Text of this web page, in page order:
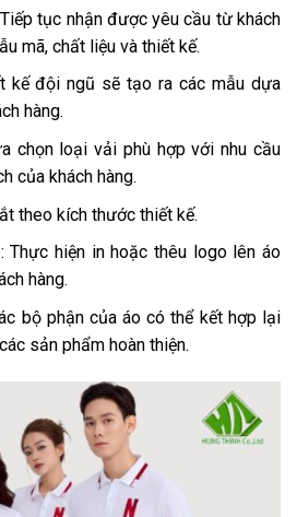
tục nhận được yêu cầu từ khách
mã, chất liệu và thiết kế.
kế đội ngũ sẽ tạo ra các mẫu dựa
hàng.
chọn loại vải phù hợp với nhu cầu
của khách hàng.
theo kích thước thiết kế.
: Thực hiện in hoặc thêu logo lên áo
hàng.
bộ phận của áo có thể kết hợp lại
sản phẩm hoàn thiện.